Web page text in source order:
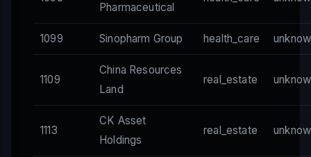
Pharmaceutical
1099 Sinopharm Group health_care
1109
China Resources
Land
real_estate
1113
CK Asset
Holdings
real_estate